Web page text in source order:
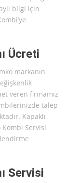
bilgi için
Ücreti
markanın
veren firmamız
talep
Kapaklı
Kombi Servisi
Servisi